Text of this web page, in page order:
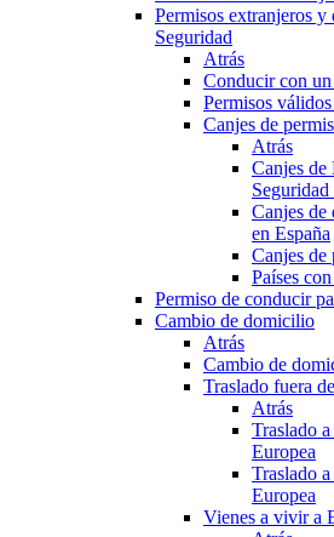
Permisos extranjeros y
Seguridad
Atrás
Conducir con
Permisos
Canjes de
Atrás
Canjes de
Seguridad
Canjes de
en España
Canjes de
Países
Permiso de conducir
Cambio de domicilio
Atrás
Cambio de
Traslado fuera
Atrás
Traslado
Europea
Traslado
Europea
Vienes a vivir a